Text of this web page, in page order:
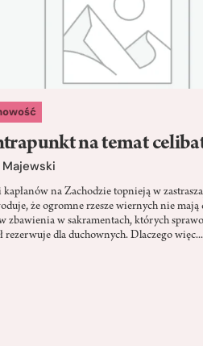
na temat
kapłanów na Zachodzie topnieją w
że ogromne rzesze wiernych nie mają
zbawienia w sakramentach, których
rezerwuje dla duchownych. Dlaczego więc...